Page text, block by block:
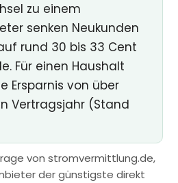
zu einem
senken Neukunden
rund 30 bis 33 Cent
Für einen Haushalt
Ersparnis von über
Vertragsjahr (Stand
von stromvermittlung.de,
der günstigste direkt